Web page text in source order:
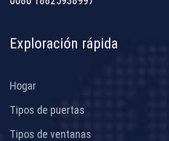
Exploración rápida
Hogar
Tipos de puertas
Tipos de ventanas